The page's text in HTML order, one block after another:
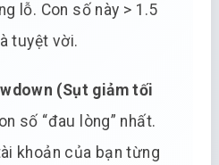
lỗ. Con số này > 1.5
tuyệt vời.
(Sụt giảm tối
số “đau lòng” nhất.
khoản của bạn từng